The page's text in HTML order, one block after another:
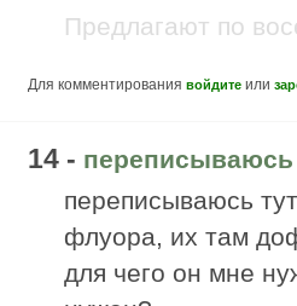
Предлагают по
Для комментирования войдите или
14 - переписываюсь
переписываюсь
флуора, их там
для чего он мне